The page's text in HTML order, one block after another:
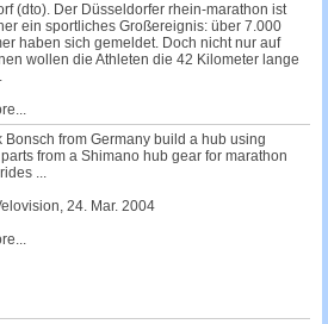
(dto). Der Düsseldorfer rhein-marathon ist
ein sportliches Großereignis: über 7.000
haben sich gemeldet. Doch nicht nur auf
wollen die Athleten die 42 Kilometer lange
Bonsch from Germany build a hub using
from a Shimano hub gear for marathon
...
, 24. Mar. 2004